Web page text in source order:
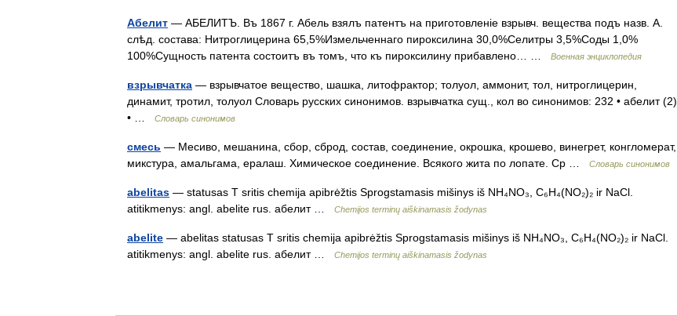
Абелит — АБЕЛИТЪ. Въ 1867 г. Абель взялъ патентъ на приготовленіе взрывч. вещества подъ назв. А.
слѣд. состава: Нитроглицерина 65,5%Измельченнаго пироксилина 30,0%Селитры 3,5%Соды 1,0%
100%Сущность патента состоитъ въ томъ, что къ пироксилину прибавлено… …
Военная энциклопедия
взрывчатка — взрывчатое вещество, шашка, литофрактор; толуол, аммонит, тол, нитроглицерин,
динамит, тротил, толуол Словарь русских синонимов. взрывчатка сущ., кол во синонимов: 232 • абелит (2)
• …
Словарь синонимов
смесь — Месиво, мешанина, сбор, сброд, состав, соединение, окрошка, крошево, винегрет, конгломерат,
микстура, амальгама, ералаш. Химическое соединение. Всякого жита по лопате. Ср …
Словарь синонимов
abelitas — statusas T sritis chemija apibrėžtis Sprogstamasis mišinys iš NH₄NO₃, C₆H₄(NO₂)₂ ir NaCl.
atitikmenys: angl. abelite rus. абелит …
Chemijos terminų aiškinamasis žodynas
abelite — abelitas statusas T sritis chemija apibrėžtis Sprogstamasis mišinys iš NH₄NO₃, C₆H₄(NO₂)₂ ir NaCl.
atitikmenys: angl. abelite rus. абелит …
Chemijos terminų aiškinamasis žodynas